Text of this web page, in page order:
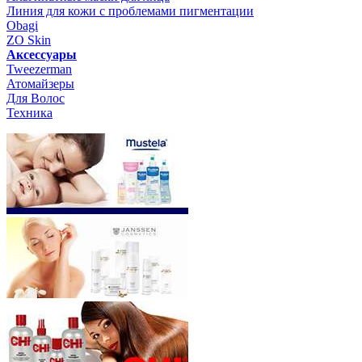
Линия для кожи с проблемами пигментации
Obagi
ZO Skin
Aксессуары
Tweezerman
Атомайзеры
Для Волос
Техника